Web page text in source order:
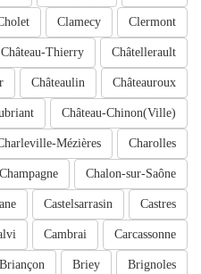
Clermont
Clamecy
Châtellerault
Château-Thierry
Châteauroux
Châteaulin
Château-Chinon(Ville)
Charolles
Mézières
Chalon-sur-Saône
Castres
Castelsarrasin
Carcassonne
Cambrai
Brignoles
Briey
Briançon